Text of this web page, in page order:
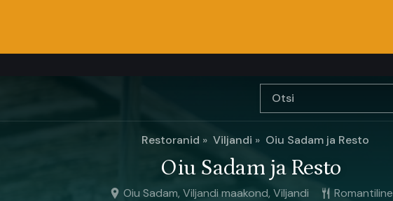
Restoranid Viljandi Oiu Sadam ja Resto
Oiu Sadam ja Resto
Oiu Sadam, Viljandi maakond, Viljandi Romantiline